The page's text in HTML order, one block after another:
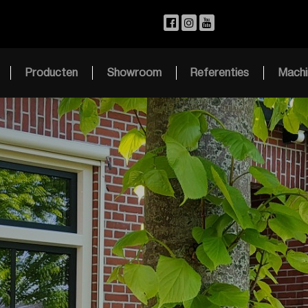
Producten Showroom Referenties